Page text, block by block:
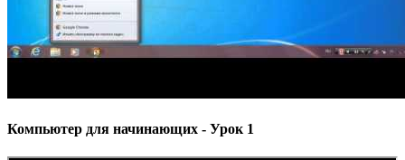
Компьютер для начинающих - Урок 1